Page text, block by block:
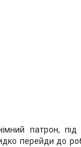
патрон,
перейди до